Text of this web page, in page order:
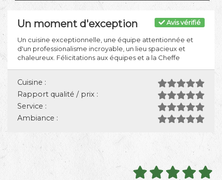
Avis vérifié
Un moment d'exception
Un cuisine exceptionnelle, une équipe attentionnée et
d'un professionalisme incroyable, un lieu spacieux et
chaleureux. Félicitations aux équipes et a la Cheffe
Cuisine :
Rapport qualité / prix :
Service :
Ambiance :